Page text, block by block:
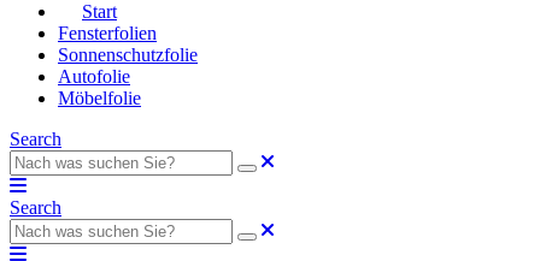
Start
Fensterfolien
Sonnenschutzfolie
Autofolie
Möbelfolie
Search
Search